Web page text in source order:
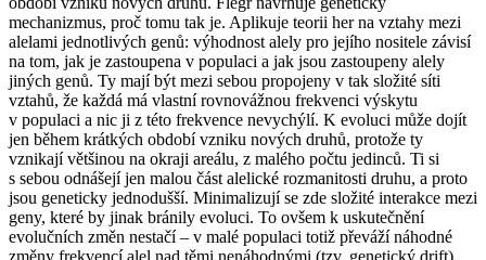
mechanizmus, proč tomu tak je. Aplikuje teorii her na vztahy mezi
alelami jednotlivých genů: výhodnost alely pro jejího nositele závisí
na tom, jak je zastoupena v populaci a jak jsou zastoupeny alely
jiných genů. Ty mají být mezi sebou propojeny v tak složité síti
vztahů, že každá má vlastní rovnovážnou frekvenci výskytu
v populaci a nic ji z této frekvence nevychýlí. K evoluci může dojít
jen během krátkých období vzniku nových druhů, protože ty
vznikají většinou na okraji areálu, z malého počtu jedinců. Ti si
s sebou odnášejí jen malou část alelické rozmanitosti druhu, a proto
jsou geneticky jednodušší. Minimalizují se zde složité interakce mezi
geny, které by jinak bránily evoluci. To ovšem k uskutečnění
evolučních změn nestačí – v malé populaci totiž převáží náhodné